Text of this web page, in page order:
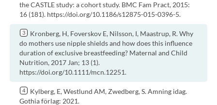
the CASTLE study: a cohort study. BMC Fam Pract, 2015:
16 (181). https://doi.org/10.1186/s12875-015-0396-5.
Kronberg, H, Foverskov E, Nilsson, I, Maastrup, R. Why
do mothers use nipple shields and how does this influence
duration of exclusive breastfeeding? Maternal and Child
Nutrition, 2017 Jan; 13 (1).
https://doi.org/10.1111/mcn.12251.
Kylberg, E, Westlund AM, Zwedberg, S. Amning idag.
Gothia förlag: 2021.